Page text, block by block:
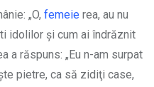
„O, femeie rea, au nu
idolilor şi cum ai îndrăznit
a răspuns: „Eu n-am surpat
pietre, ca să zidiţi case,